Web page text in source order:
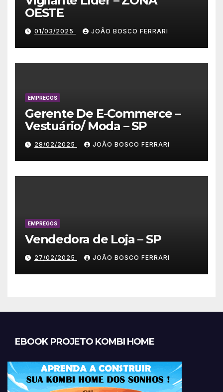
OESTE
01/03/2025 JOÃO BOSCO FERRARI
EMPREGOS
Gerente De E-Commerce –
Vestuário/ Moda – SP
28/02/2025 JOÃO BOSCO FERRARI
EMPREGOS
Vendedora de Loja – SP
27/02/2025 JOÃO BOSCO FERRARI
EBOOK PROJETO KOMBI HOME